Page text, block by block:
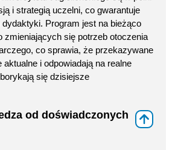
i strategią uczelni, co gwarantuje
Program jest na bieżąco
zmieniających się potrzeb otoczenia
co sprawia, że przekazywane
i odpowiadają na realne
się dzisiejsze
od doświadczonych